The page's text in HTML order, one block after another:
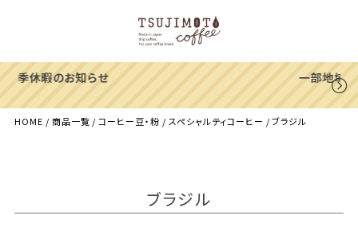
一部地域への配送遅延のご案内
HOME 商品一覧 コーヒー豆・粉 スペシャルティコーヒー ブラジル
ブラジル